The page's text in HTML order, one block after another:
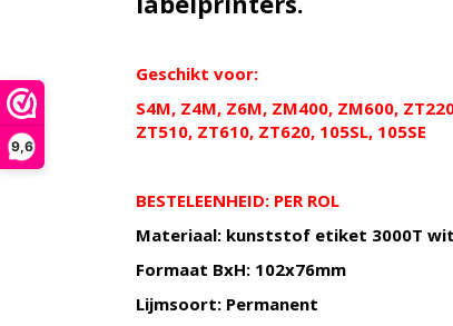
9,6
Geschikt voor:
S4M, Z4M, Z6M, ZM400, ZM600,
ZT510, ZT610, ZT620, 105SL, 105SE
BESTELEENHEID: PER ROL
Materiaal: kunststof etiket 3000T
Formaat BxH: 102x76mm
Lijmsoort: Permanent